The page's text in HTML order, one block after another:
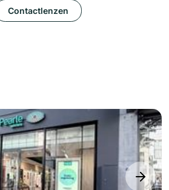
Contactlenzen
next